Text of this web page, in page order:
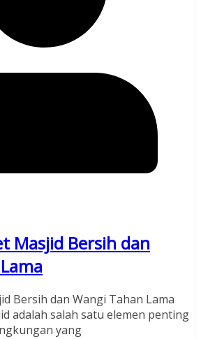
Masjid Bersih dan
Bersih dan Wangi Tahan Lama
adalah salah satu elemen penting
yang